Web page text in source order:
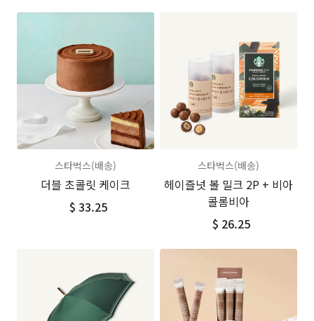
스타벅스(배송)
더블 초콜릿 케이크
$ 33.25
스타벅스(배송)
헤이즐넛 볼 밀크 2P + 비아
콜롬비아
$ 26.25